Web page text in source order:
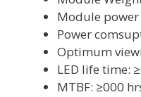
Module
Power
Optimum
LED life time:
MTBF: ≥000